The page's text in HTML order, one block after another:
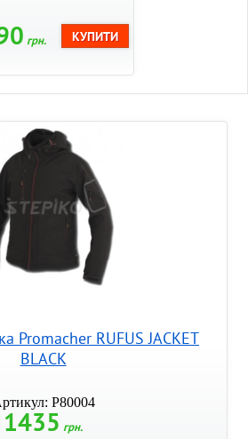
грн.
Promacher RUFUS JACKET
BLACK
P80004
1435 грн.